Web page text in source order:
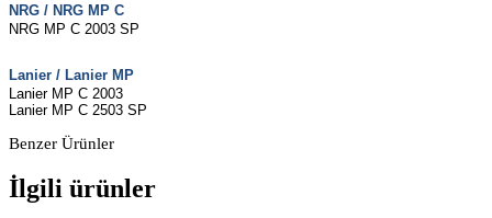
NRG / NRG MP C
NRG MP C 2003 SP
Lanier / Lanier MP
Lanier MP C 2003
Lanier MP C 2503 SP
Benzer Ürünler
İlgili ürünler